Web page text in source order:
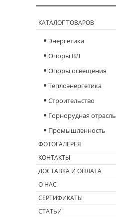
КАТАЛОГ ТОВАРОВ
Энергетика
Опоры ВЛ
Опоры освещения
Теплоэнергетика
Строительство
Горнорудная отрасль
Промышленность
ФОТОГАЛЕРЕЯ
КОНТАКТЫ
ДОСТАВКА И ОПЛАТА
О НАС
СЕРТИФИКАТЫ
СТАТЬИ